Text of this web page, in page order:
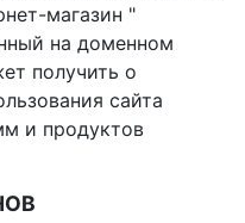
магазин "
на доменном
получить о
сайта
и продуктов